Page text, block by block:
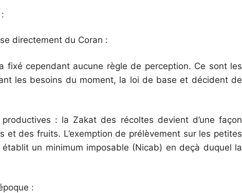
directement du Coran :
fixé cependant aucune règle de perception. Ce sont les
les besoins du moment, la loi de base et décident de
: la Zakat des récoltes devient d’une façon
et des fruits. L’exemption de prélèvement sur les petites
un minimum imposable (Nicab) en deçà duquel la
: